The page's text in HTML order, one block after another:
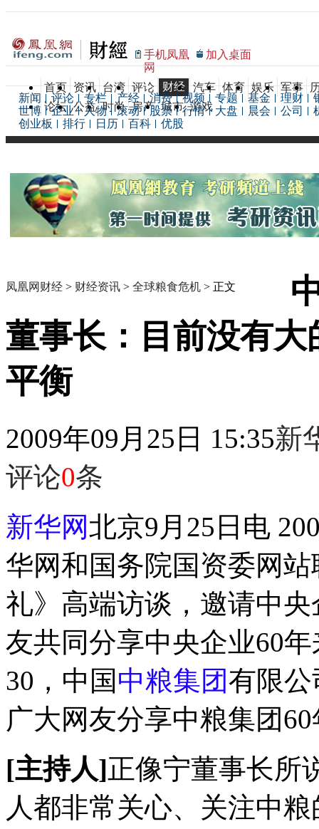
手机凤凰
网
加入桌面
首页 资讯 台湾 评论 财经 汽车 体育 娱乐 军事
论坛 公益 时尚 房产 城市 游戏
新闻 评论 专栏 产经 消费 视频 专题 基金 理财
世博
企业 人物 滚动 股票 行情 大盘 晨会 公司
创业板
排行 日历 百科 优股
凤凰网财经 > 财经资讯 > 全球粮食危机 > 正文
董事长：目前没有
平衡
2009年09月25日 15:35新
评论0条
新华网北京9月25日电
华网和国务院国资委网
礼》高端访谈，邀请中
友共同分享中央企业60
30，中国中粮集团有限
广大网友分享中粮集团
[主持人]正像宁董事长所
人都非常关心、关注中